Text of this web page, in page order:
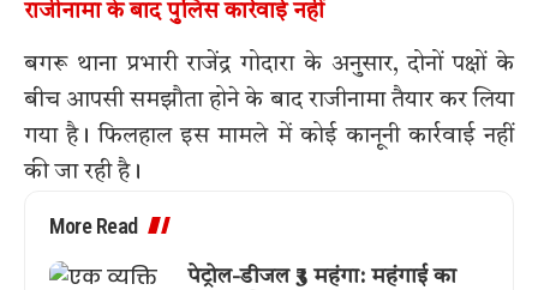
राजीनामा के बाद पुलिस कार्रवाई नहीं
बगरू थाना प्रभारी राजेंद्र गोदारा के अनुसार, दोनों पक्षों के
बीच आपसी समझौता होने के बाद राजीनामा तैयार कर लिया
गया है। फिलहाल इस मामले में कोई कानूनी कार्रवाई नहीं
की जा रही है।
More Read
पेट्रोल-डीजल ₹3 महंगा: महंगाई का